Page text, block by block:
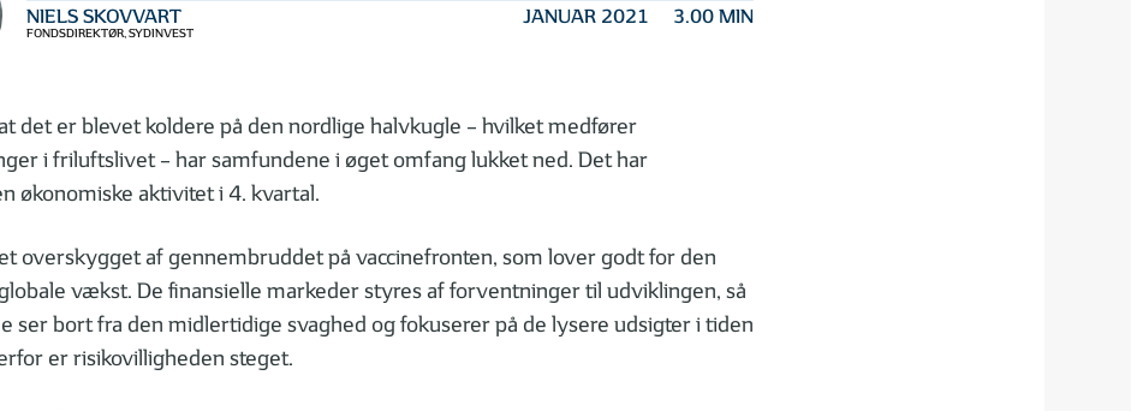
NIELS SKOVVART
FONDSDIREKTØR, SYDINVEST
JANUAR 2021 3.00 MIN
det er blevet koldere på den nordlige halvkugle – hvilket medfører
i friluftslivet – har samfundene i øget omfang lukket ned. Det har
økonomiske aktivitet i 4. kvartal.
overskygget af gennembruddet på vaccinefronten, som lover godt for den
vækst. De finansielle markeder styres af forventninger til udviklingen, så
ser bort fra den midlertidige svaghed og fokuserer på de lysere udsigter i tiden
er risikovilligheden steget.